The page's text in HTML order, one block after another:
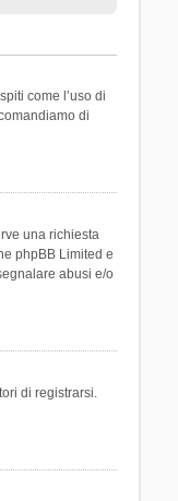
come l’uso di
di
una richiesta
phpBB Limited e
abusi e/o
di registrarsi.